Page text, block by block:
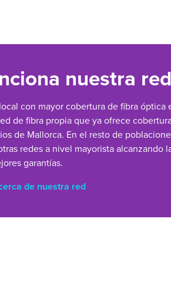
nuestra red
con mayor cobertura de fibra óptica
de fibra propia que ya ofrece
de Mallorca. En el resto de
redes a nivel mayorista alcanzando
garantías.
de nuestra red